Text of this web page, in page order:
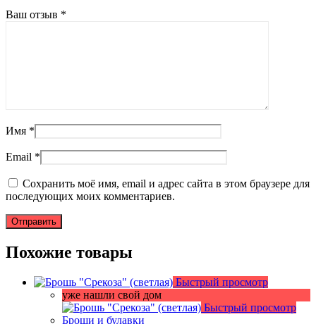
Ваш отзыв *
Имя *
Email *
Сохранить моё имя, email и адрес сайта в этом браузере для
последующих моих комментариев.
Похожие товары
Быстрый просмотр
уже нашли свой дом
Быстрый просмотр
Броши и булавки